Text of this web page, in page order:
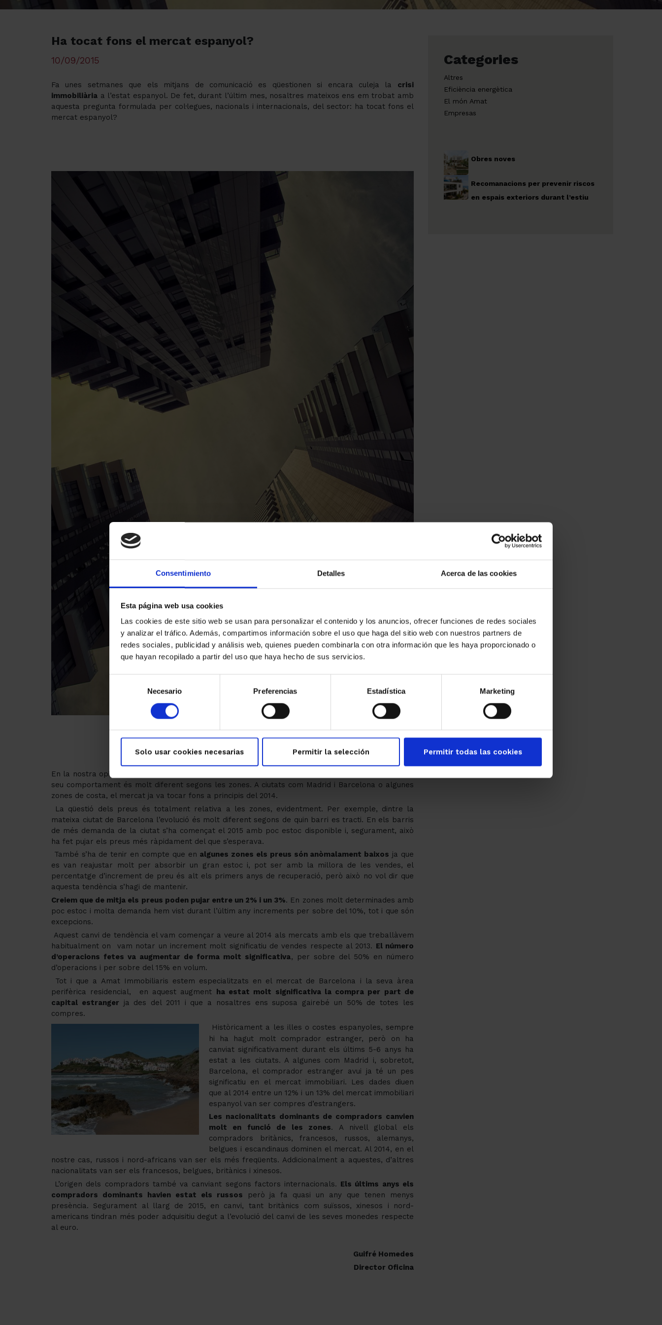
Consentimiento Detalles Acerca de las cookies
Esta página web usa cookies
Las cookies de este sitio web se usan para personalizar el contenido y los anuncios, ofrecer funciones de redes sociales
y analizar el tráfico. Además, compartimos información sobre el uso que haga del sitio web con nuestros partners de
redes sociales, publicidad y análisis web, quienes pueden combinarla con otra información que les haya proporcionado o
que hayan recopilado a partir del uso que haya hecho de sus servicios.
consentimiento
Necesario Preferencias Estadística Marketing
Solo usar cookies necesarias Permitir la selección Permitir todas las cookies
Ha tocat fons el mercat espanyol?
10/09/2015
Fa unes setmanes que els mitjans de comunicació es qüestionen si encara culeja la crisi
immobiliària a l’estat espanyol. De fet, durant l’últim mes, nosaltres mateixos ens em trobat amb
aquesta pregunta formulada per col·legues, nacionals i internacionals, del sector: ha tocat fons el
mercat espanyol?
En la nostra opinió
seu comportament és molt diferent segons les zones. A ciutats com Madrid i Barcelona o algunes
zones de costa, el mercat ja va tocar fons a principis del 2014.
La qüestió dels preus és totalment relativa a les zones, evidentment. Per exemple, dintre la
mateixa ciutat de Barcelona l’evolució és molt diferent segons de quin barri es tracti. En els barris
de més demanda de la ciutat s’ha començat el 2015 amb poc estoc disponible i, segurament, això
ha fet pujar els preus més ràpidament del que s’esperava.
També s’ha de tenir en compte que en algunes zones els preus són anòmalament baixos ja que
es van reajustar molt per absorbir un gran estoc i, pot ser amb la millora de les vendes, el
percentatge d’increment de preu és alt els primers anys de recuperació, però això no vol dir que
aquesta tendència s’hagi de mantenir.
Creiem que de mitja els preus poden pujar entre un 2% i un 3%. En zones molt determinades amb
poc estoc i molta demanda hem vist durant l’últim any increments per sobre del 10%, tot i que són
excepcions.
Aquest canvi de tendència el vam començar a veure al 2014 als mercats amb els que treballàvem
habitualment on vam notar un increment molt significatiu de vendes respecte al 2013. El número
d’operacions fetes va augmentar de forma molt significativa, per sobre del 50% en número
d’operacions i per sobre del 15% en volum.
Tot i que a Amat Immobiliaris estem especialitzats en el mercat de Barcelona i la seva àrea
perifèrica residencial, en aquest augment ha estat molt significativa la compra per part de
capital estranger ja des del 2011 i que a nosaltres ens suposa gairebé un 50% de totes les
compres.
Històricament a les illes o costes espanyoles, sempre
hi ha hagut molt comprador estranger, però on ha
canviat significativament durant els últims 5-6 anys ha
estat a les ciutats. A algunes com Madrid i, sobretot,
Barcelona, el comprador estranger avui ja té un pes
significatiu en el mercat immobiliari. Les dades diuen
que al 2014 entre un 12% i un 13% del mercat immobiliari
espanyol van ser compres d’estrangers.
Les nacionalitats dominants de compradors canvien
molt en funció de les zones. A nivell global els
compradors britànics, francesos, russos, alemanys,
belgues i escandinaus dominen el mercat. Al 2014, en el
nostre cas, russos i nord-africans van ser els més freqüents. Addicionalment a aquestes, d’altres
nacionalitats van ser els francesos, belgues, britànics i xinesos.
L’origen dels compradors també va canviant segons factors internacionals. Els últims anys els
compradors dominants havien estat els russos però ja fa quasi un any que tenen menys
presència. Segurament al llarg de 2015, en canvi, tant britànics com suïssos, xinesos i nord-
americans tindran més poder adquisitiu degut a l’evolució del canvi de les seves monedes respecte
al euro.
Guifré Homedes
Director Oficina
Categories
Altres
Eficiència energètica
El món Amat
Empresas
Obres noves
Recomanacions per prevenir riscos
en espais exteriors durant l’estiu